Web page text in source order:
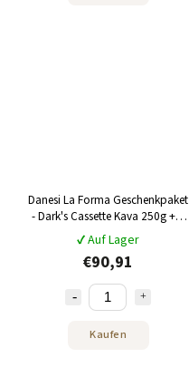
Danesi La Forma Geschenkpaket
- Dark's Cassette Kava 250g + 6
Espressotassen und 6
Untertassen - blau
✔ Auf Lager
€90,91
Kaufen